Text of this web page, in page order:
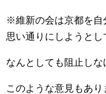
※維新の会は京都を自
思い通りにしようと
なんとしても阻止し
このような意見もあり